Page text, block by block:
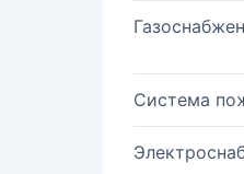
Система